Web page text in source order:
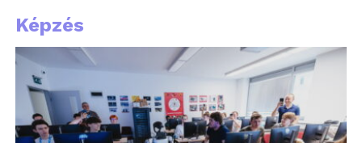
Képzés